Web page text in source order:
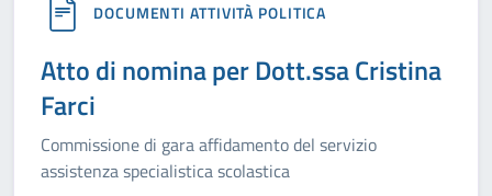
DOCUMENTI ATTIVITÀ POLITICA
Atto di nomina per Dott.ssa Cristina
Farci
Commissione di gara affidamento del servizio
assistenza specialistica scolastica